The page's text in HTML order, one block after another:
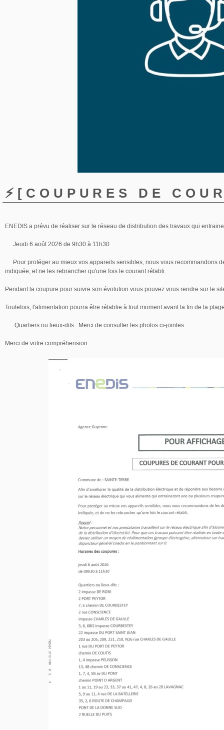
⚡️[COUPURES DE
ENEDIS a prévu de réaliser sur le réseau de distribution des travaux qui
Jeudi 6 août 2026 de 9h30 à 11h30
Pour protéger au mieux vos appareils sensibles, nous vous recommandons
indiquée, et ne les rebrancher qu'une fois le courant rétabli.
Pendant la coupure pour suivre son évolution vous pouvez vous rendre sur le
Toutefois, l'alimentation pourra être rétablie à tout moment avant la fin de la
Quartiers ou lieux-dits : Merci de consulter les photos ci-jointes.
Merci de votre compréhension.